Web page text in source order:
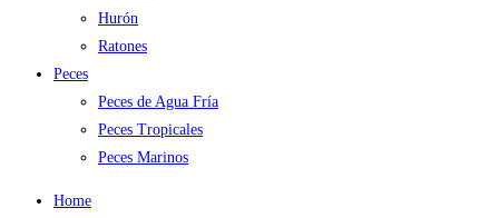
Hurón
Ratones
Peces
Peces de Agua Fría
Peces Tropicales
Peces Marinos
Home